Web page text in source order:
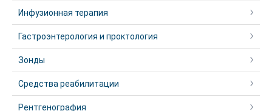
Инфузионная терапия
Гастроэнтерология и проктология
Зонды
Средства реабилитации
Рентгенография